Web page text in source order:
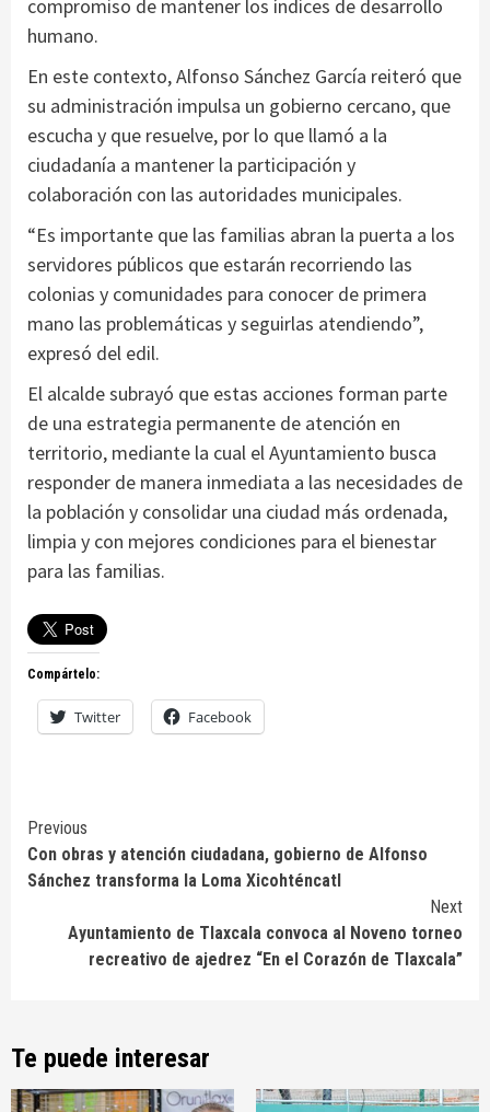
compromiso de mantener los índices de desarrollo
humano.
En este contexto, Alfonso Sánchez García reiteró que
su administración impulsa un gobierno cercano, que
escucha y que resuelve, por lo que llamó a la
ciudadanía a mantener la participación y
colaboración con las autoridades municipales.
“Es importante que las familias abran la puerta a los
servidores públicos que estarán recorriendo las
colonias y comunidades para conocer de primera
mano las problemáticas y seguirlas atendiendo”,
expresó del edil.
El alcalde subrayó que estas acciones forman parte
de una estrategia permanente de atención en
territorio, mediante la cual el Ayuntamiento busca
responder de manera inmediata a las necesidades de
la población y consolidar una ciudad más ordenada,
limpia y con mejores condiciones para el bienestar
para las familias.
Compártelo:
Twitter Facebook
Continue
Reading
Previous
Con obras y atención ciudadana, gobierno de Alfonso
Sánchez transforma la Loma Xicohténcatl
Next
Ayuntamiento de Tlaxcala convoca al Noveno torneo
recreativo de ajedrez “En el Corazón de Tlaxcala”
Te puede interesar